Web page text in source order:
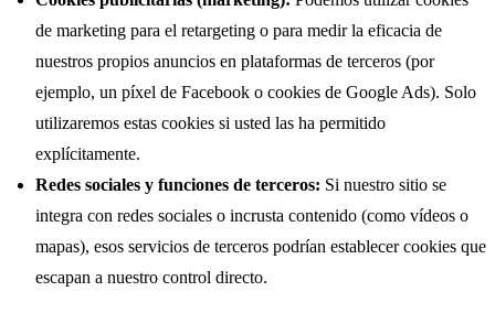
de marketing para el retargeting o para medir la eficacia de
nuestros propios anuncios en plataformas de terceros (por
ejemplo, un píxel de Facebook o cookies de Google Ads). Solo
utilizaremos estas cookies si usted las ha permitido
explícitamente.
Redes sociales y funciones de terceros: Si nuestro sitio se
integra con redes sociales o incrusta contenido (como vídeos o
mapas), esos servicios de terceros podrían establecer cookies que
escapan a nuestro control directo.